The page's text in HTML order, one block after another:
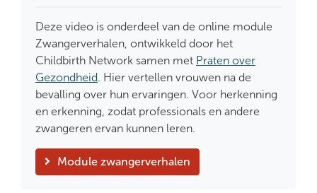
Deze video is onderdeel van de online module
Zwangerverhalen, ontwikkeld door het
Childbirth Network samen met Praten over
Gezondheid. Hier vertellen vrouwen na de
bevalling over hun ervaringen. Voor herkenning
en erkenning, zodat professionals en andere
zwangeren ervan kunnen leren.
Module zwangerverhalen